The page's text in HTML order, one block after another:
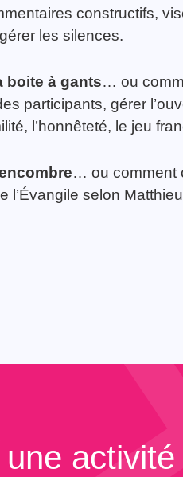
constructifs,
les silences.
boite à gants… ou
participants, gérer
l’honnêteté, le jeu
… ou comment
l’Évangile selon
activité